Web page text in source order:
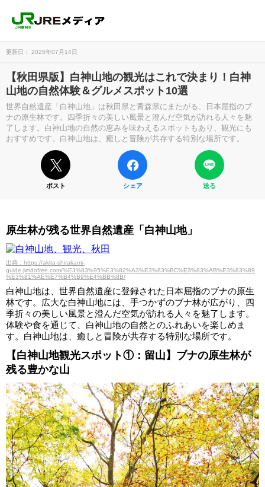
更新日： 2025年07月14日
【秋田県版】白神山地の観光はこれで決まり！白神
山地の自然体験＆グルメスポット10選
世界自然遺産「白神山地」は秋田県と青森県にまたがる、日本屈指のブ
ナの原生林です。四季折々の美しい風景と澄んだ空気が訪れる人々を魅
了します。白神山地の自然の恵みを味わえるスポットもあり、観光にも
おすすめです。白神山地は、癒しと冒険が共存する特別な場所です。
ポスト シェア 送る
原生林が残る世界自然遺産「白神山地」
出典：https://akita-shirakami-
guide.jimdofree.com/%E3%83%95%E3%82%A3%E3%83%BC%E3%83%AB%E3%83%89
%E3%81%AE%E7%B4%B9%E4%BB%8B/
白神山地は、世界自然遺産に登録された日本屈指のブナの原生
林です。広大な白神山地には、手つかずのブナ林が広がり、四
季折々の美しい風景と澄んだ空気が訪れる人々を魅了します。
体験や食を通じて、白神山地の自然とのふれあいを楽しめま
す。白神山地は、癒しと冒険が共存する特別な場所です。
【白神山地観光スポット①：留山】ブナの原生林が
残る豊かな山